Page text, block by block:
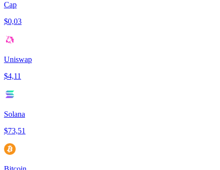
Cap
$0,03
Uniswap
$4,11
Solana
$73,51